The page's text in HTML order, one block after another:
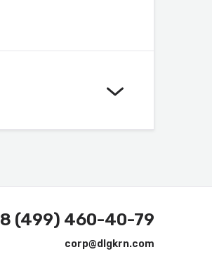
8 (499) 460-40-79
corp@dlgkrn.com